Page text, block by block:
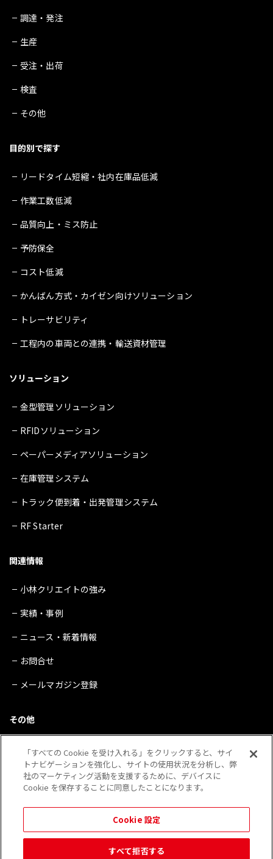
調達・発注
生産
受注・出荷
検査
その他
目的別で探す
リードタイム短縮・社内在庫品低減
作業工数低減
品質向上・ミス防止
予防保全
コスト低減
かんばん方式・カイゼン向けソリューション
トレーサビリティ
工程内の車両との連携・輸送資材管理
ソリューション
金型管理ソリューション
RFIDソリューション
ペーパーメディアソリューション
在庫管理システム
トラック便到着・出発管理システム
RF Starter
関連情報
小林クリエイトの強み
実績・事例
ニュース・新着情報
お問合せ
メールマガジン登録
その他
サイトマップ
プライバシーポリシー
※QRコードは（株）デンソーウェーブの登録商標です。
その他、当Webサイトに記載されている企業・団体・製品・サービス等の表示は 各社の登録
商標であることがあります。
「すべての Cookie を受け入れる」をクリックすると、サイ
トナビゲーションを強化し、サイトの使用状況を分析し、弊
社のマーケティング活動を支援するために、デバイスに
Cookie を保存することに同意したことになります。
Cookie 設定
すべて拒否する